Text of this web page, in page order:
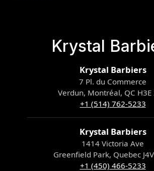
Krystal
Krystal Barbiers
7 Pl. du Commerce
Verdun, Montréal, QC H3E
+1 (514) 762-5233
Krystal Barbiers
1414 Victoria Ave
Greenfield Park, Quebec
+1 (450) 466-5233